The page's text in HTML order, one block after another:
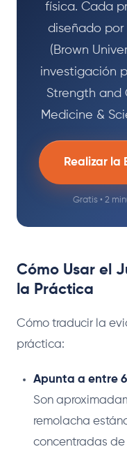
física. Cada
diseñado por
(Brown
investigación
Strength and
Medicine &
Realizar la
Gratis • 2
Cómo Usar el
la Práctica
Cómo traducir la
práctica:
Apunta a entre
Son
remolacha
concentradas de